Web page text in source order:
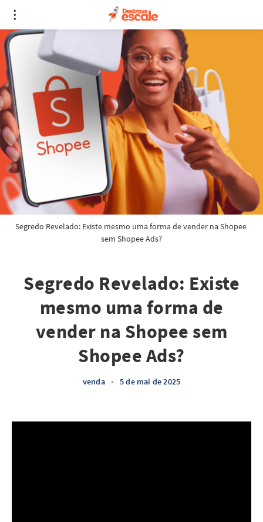
Segredo Revelado: Existe mesmo uma forma de vender na Shopee
sem Shopee Ads?
Segredo Revelado: Existe
mesmo uma forma de
vender na Shopee sem
Shopee Ads?
venda • 5 de mai de 2025